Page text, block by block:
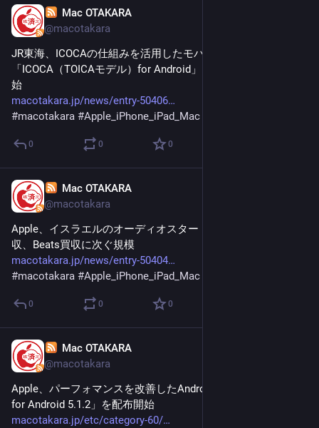
Mac OTAKARA
@macotakara
JR東海、ICOCAの仕組みを活用したモバイルICサービス
「ICOCA（TOICAモデル）for Android」を3月17日より提供開
始
macotakara.jp/news/entry-50406
#macotakara #Apple_iPhone_iPad_Mac
0 0 0
Mac OTAKARA
@macotakara
Apple、イスラエルのオーディオスタートアップ「Q.ai」を買
収、Beats買収に次ぐ規模
macotakara.jp/news/entry-50404
#macotakara #Apple_iPhone_iPad_Mac
0 0 0
Mac OTAKARA
@macotakara
Apple、パーフォマンスを改善したAndroid版「Apple Music
for Android 5.1.2」を配布開始
macotakara.jp/etc/category-60/